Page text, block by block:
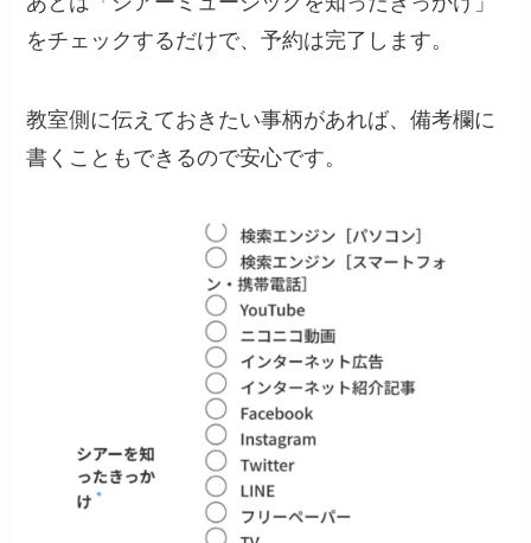
をチェックするだけで、予約は完了します。
教室側に伝えておきたい事柄があれば、備考欄に
書くこともできるので安心です。